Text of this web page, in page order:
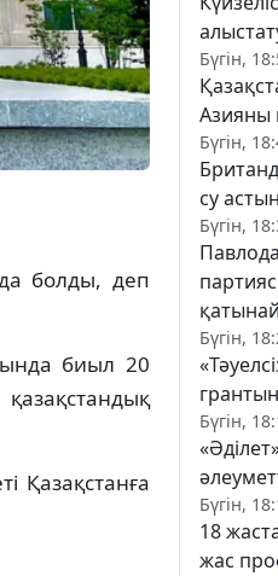
болды, деп
биыл 20
Қазақстанға
Бүгін,
Азияны
Бүгін,
су
Бүгін,
Бүгін,
Бүгін,
Бүгін,
18
жас